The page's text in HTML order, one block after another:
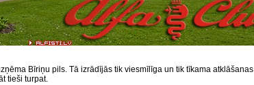
Bīriņu pils. Tā izrādījās tik viesmīlīga un tik tīkama atklāšanas
tieši turpat.